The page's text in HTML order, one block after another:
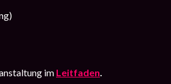
im Leitfaden